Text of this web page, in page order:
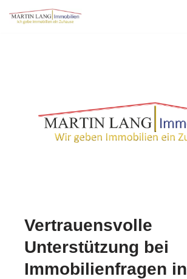
Vertrauensvolle
Unterstützung bei
Immobilienfragen in